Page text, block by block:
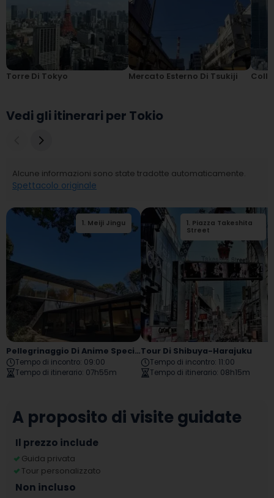
Torre Di Tokyo Mercato Esterno Di Tsukiji
Vedi gli itinerari per Tokio
Alcune informazioni sono state tradotte automaticamente.
Spettacolo originale
1. Meiji Jingu 2 Takeshita Street
Square
Pellegrinaggio Di Anime Specifici (esempio)
Tempo di incontro: 09:00
Tempo di itinerario: 07h55m
1. Piazza Takeshita
Street
Tour Di Shibuya-Harajuku
Tempo di incontro: 11:00
Tempo di itinerario: 08h15m
A proposito di visite guidate
Il prezzo include
Guida privata
Tour personalizzato
Non incluso